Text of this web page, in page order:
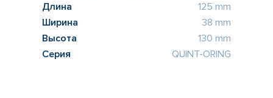
Длина
125 mm
Ширина
38 mm
Высота
130 mm
Серия
QUINT-ORING